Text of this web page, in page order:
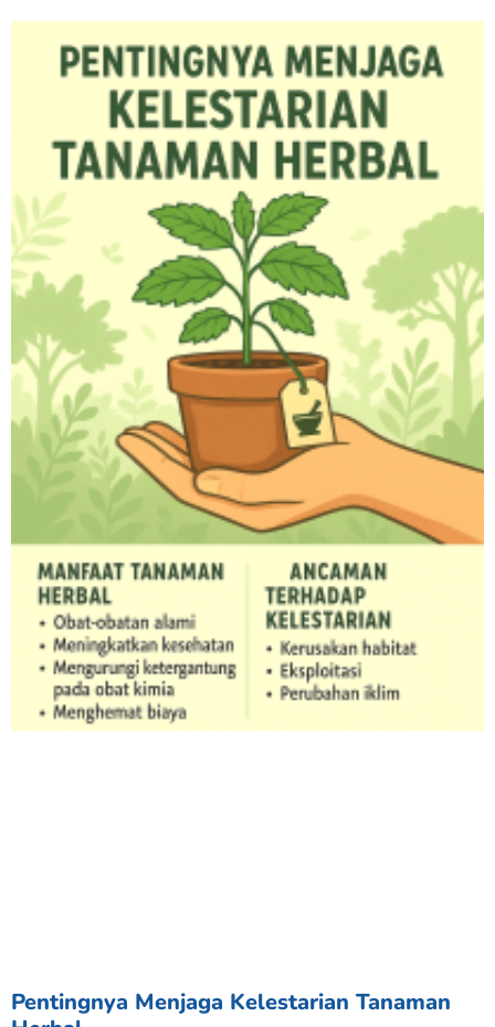
Pentingnya Menjaga Kelestarian Tanaman